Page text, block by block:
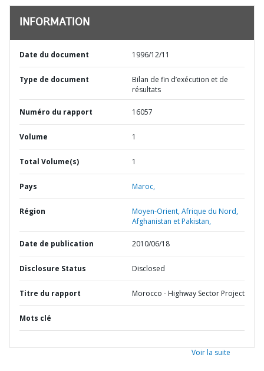
INFORMATION
Date du document 1996/12/11
Type de document
Bilan de fin d’exécution et de
résultats
Numéro du rapport 16057
Volume 1
Total Volume(s) 1
Pays Maroc,
Région
Moyen-Orient, Afrique du Nord,
Afghanistan et Pakistan,
Date de publication 2010/06/18
Disclosure Status Disclosed
Titre du rapport Morocco - Highway Sector Project
Mots clé
Voir la suite